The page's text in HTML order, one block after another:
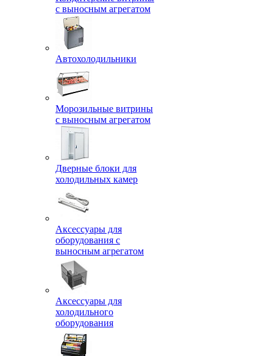
с выносным агрегатом
Автохолодильники
Морозильные витрины
с выносным агрегатом
Дверные блоки для
холодильных камер
Аксессуары для
оборудования с
выносным агрегатом
Аксессуары для
холодильного
оборудования